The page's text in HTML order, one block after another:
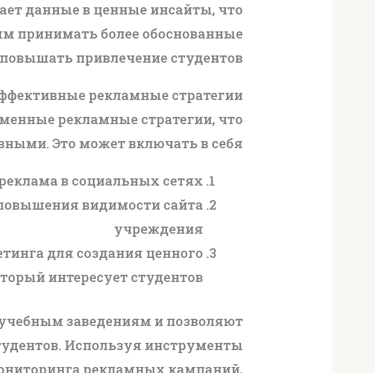
данные в ценные инсайты, что
принимать более обоснованные
привлечение студентов.
рекламные стратегии
рекламные стратегии, что
Это может включать в себя:
в социальных сетях
видимости сайта
учреждения
для создания ценного
интересует студентов
заведениям и позволяют
Используя инструменты
рекламных кампаний,